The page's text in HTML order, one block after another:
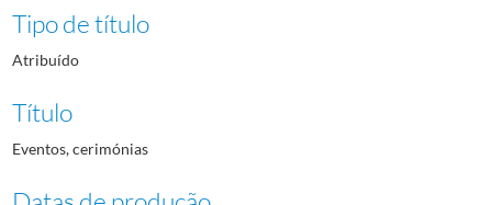
Tipo de título
Atribuído
Título
Eventos, cerimónias